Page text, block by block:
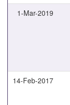
1-Mar-2019
14-Feb-2017